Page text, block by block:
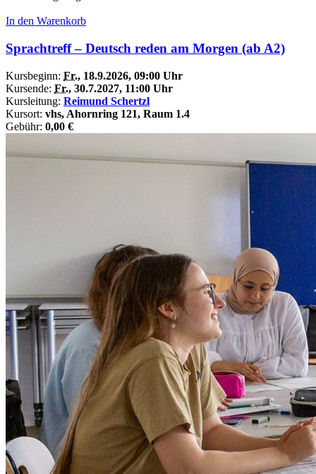
In den Warenkorb
Sprachtreff – Deutsch reden am Morgen (ab A2)
Kursbeginn: Fr., 18.9.2026, 09:00 Uhr
Kursende: Fr., 30.7.2027, 11:00 Uhr
Kursleitung: Reimund Schertzl
Kursort: vhs, Ahornring 121, Raum 1.4
Gebühr: 0,00 €